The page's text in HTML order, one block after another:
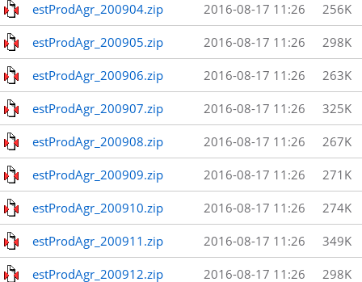
estProdAgr_200904.zip 2016-08-17 11:26 256K
estProdAgr_200905.zip 2016-08-17 11:26 298K
estProdAgr_200906.zip 2016-08-17 11:26 263K
estProdAgr_200907.zip 2016-08-17 11:26 325K
estProdAgr_200908.zip 2016-08-17 11:26 267K
estProdAgr_200909.zip 2016-08-17 11:26 271K
estProdAgr_200910.zip 2016-08-17 11:26 274K
estProdAgr_200911.zip 2016-08-17 11:26 349K
estProdAgr_200912.zip 2016-08-17 11:26 298K